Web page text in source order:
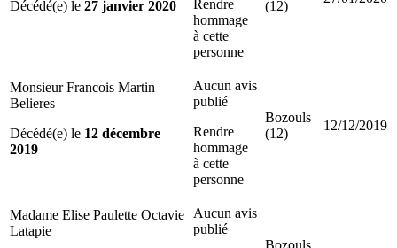
Décédé(e) le 27 janvier 2020
Rendre
hommage
à cette
personne
(12)
Monsieur Francois Martin
Belieres
Décédé(e) le 12 décembre
2019
Aucun avis
publié
Rendre
hommage
à cette
personne
Bozouls
(12)
12/12/2019
Madame Elise Paulette Octavie
Latapie
Aucun avis
publié
Bozouls